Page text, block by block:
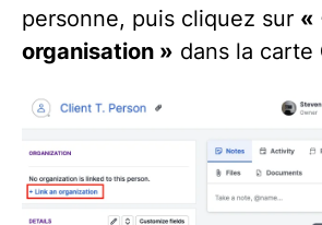
personne, puis cliquez sur «
organisation » dans la carte